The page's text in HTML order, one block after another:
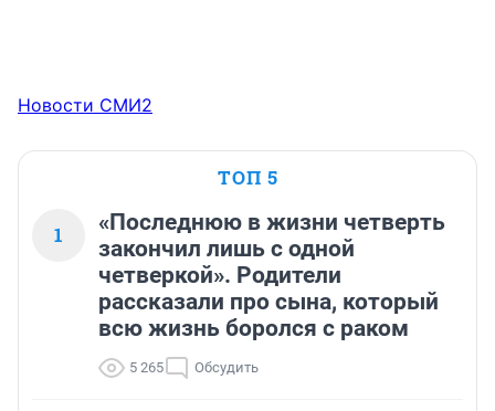
Новости СМИ2
ТОП 5
1
«Последнюю в жизни четверть
закончил лишь с одной
четверкой». Родители
рассказали про сына, который
всю жизнь боролся с раком
5 265 Обсудить